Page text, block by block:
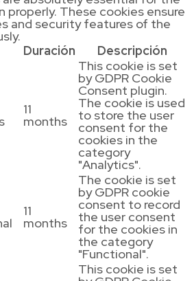
These cookies ensure
and security features of the
Duración Descripción
11
months
This cookie is set
by GDPR Cookie
Consent plugin.
The cookie is used
to store the user
consent for the
cookies in the
category
"Analytics".
11
months
The cookie is set
by GDPR cookie
consent to record
the user consent
for the cookies in
the category
"Functional".
This cookie is set